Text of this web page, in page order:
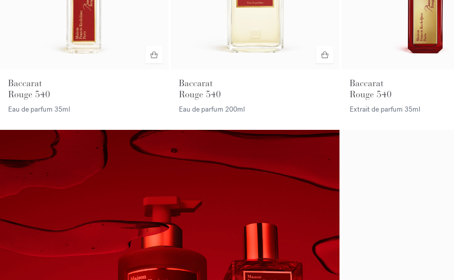
Baccarat
Rouge 540
Eau de parfum 35ml
Baccarat
Rouge 540
Eau de parfum 200ml
Baccarat
Rouge 540
Extrait de parfum 35ml